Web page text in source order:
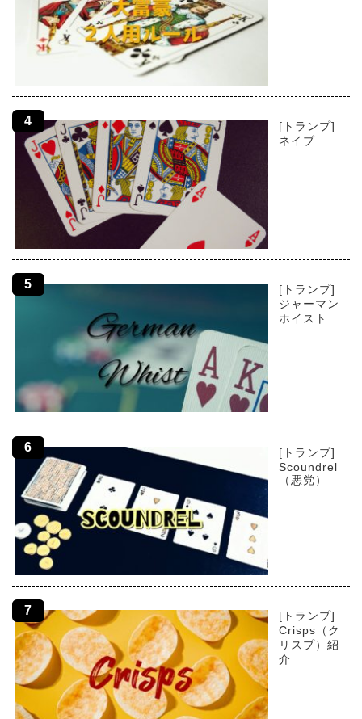
[トランプ]
ネイブ
[トランプ]
ジャーマン
ホイスト
[トランプ]
Scoundrel
（悪党）
[トランプ]
Crisps（ク
リスプ）紹
介